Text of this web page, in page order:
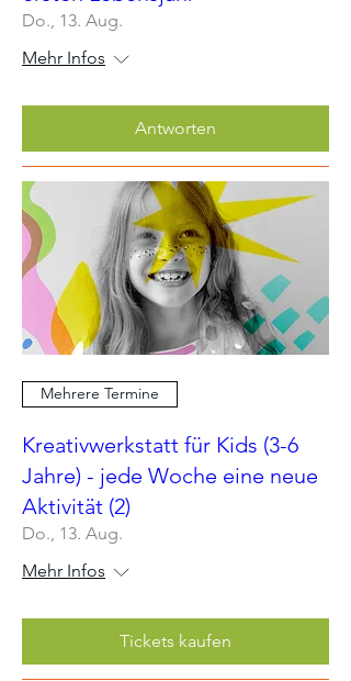
Do., 13. Aug.
Mehr Infos
Antworten
Mehrere Termine
Kreativwerkstatt für Kids (3-6
Jahre) - jede Woche eine neue
Aktivität (2)
Do., 13. Aug.
Mehr Infos
Tickets kaufen